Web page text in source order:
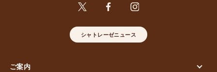
シャトレーゼニュース
ご案内